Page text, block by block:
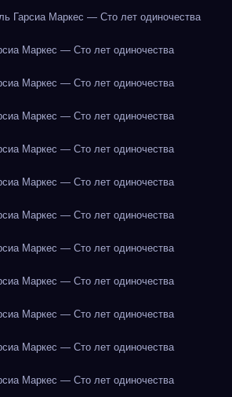
Гарсиа Маркес — Сто лет одиночества
Маркес — Сто лет одиночества
Маркес — Сто лет одиночества
Маркес — Сто лет одиночества
Маркес — Сто лет одиночества
Маркес — Сто лет одиночества
Маркес — Сто лет одиночества
Маркес — Сто лет одиночества
Маркес — Сто лет одиночества
Маркес — Сто лет одиночества
Маркес — Сто лет одиночества
Маркес — Сто лет одиночества